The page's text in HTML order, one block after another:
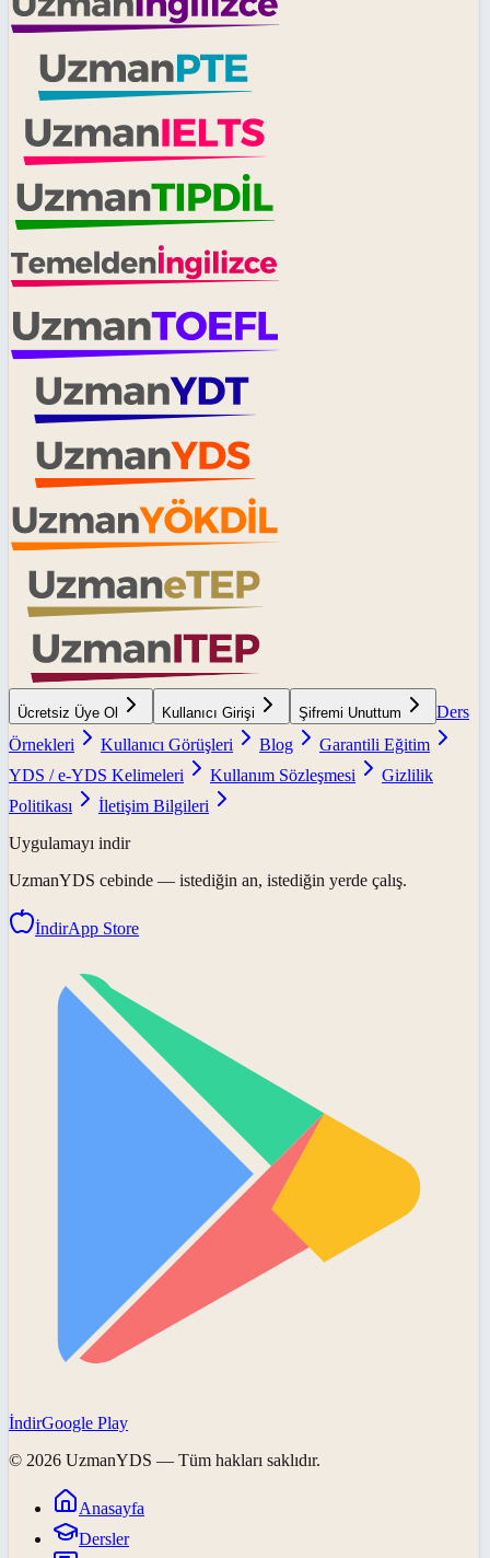
Ücretsiz Üye Ol Kullanıcı Girişi Şifremi Unuttum
Ders
Örnekleri
Kullanıcı Görüşleri Blog
Garantili Eğitim
YDS / e-YDS Kelimeleri
Kullanım Sözleşmesi
Gizlilik
Politikası
İletişim Bilgileri
Uygulamayı indir
UzmanYDS cebinde — istediğin an, istediğin yerde çalış.
İndirApp Store
İndirGoogle Play
© 2026 UzmanYDS — Tüm hakları saklıdır.
Anasayfa
Dersler